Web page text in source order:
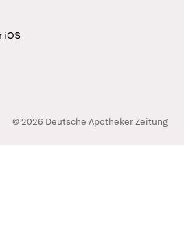
iOS
© 2026 Deutsche Apotheker Zeitung